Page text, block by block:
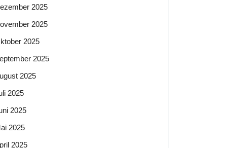
2025
2025
2025
2025
2025
2025
2025
2025
2025